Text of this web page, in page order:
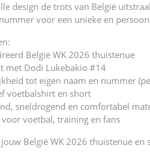
design de trots van België
voor een unieke en
België WK 2026 thuistenue
met Dodi Lukebakio #14
tot eigen naam en nummer
voetbalshirt en short
sneldrogend en comfortabel
voetbal, training en fans
België WK 2026 thuistenue